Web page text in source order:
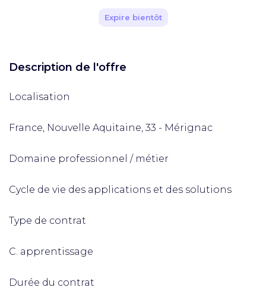
Expire bientôt
Description de l'offre
Localisation
France, Nouvelle Aquitaine, 33 - Mérignac
Domaine professionnel / métier
Cycle de vie des applications et des solutions
Type de contrat
C. apprentissage
Durée du contrat